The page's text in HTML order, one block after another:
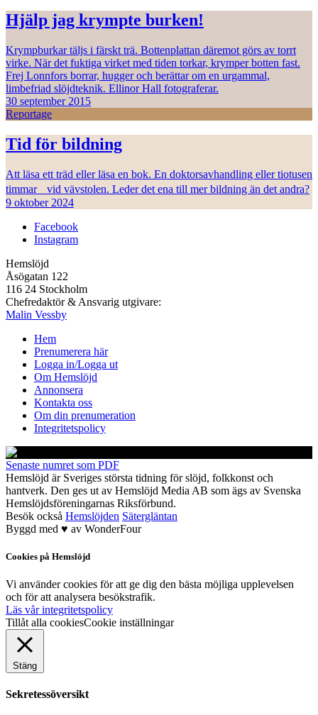
Hjälp jag krympte burken!
Krympburkar täljs i färskt trä. Bottenplattan däremot görs av torrt
virke. När det fuktiga virket med tiden torkar, krymper botten fast.
Frej Lonnfors borrar, hugger och berättar om en urgammal,
limbefriad slöjdteknik. Ellinor Hall fotograferar.
30 september 2015
Reportage
Tid för bildning
Att läsa ett träd eller läsa en bok. En doktorsavhandling eller tiotusen
timmar vid vävstolen. Leder det ena till mer bildning än det andra?
9 oktober 2024
Facebook
Instagram
Hemslöjd
Åsögatan 122
116 24 Stockholm
Chefredaktör & Ansvarig utgivare:
Malin Vessby
Hem
Prenumerera här
Logga in/Logga ut
Om Hemslöjd
Annonsera
Kontakta oss
Om din prenumeration
Integritetspolicy
Senaste numret som PDF
Hemslöjd är Sveriges största tidning för slöjd, folkkonst och
hantverk. Den ges ut av Hemslöjd Media AB som ägs av Svenska
Hemslöjdsföreningarnas Riksförbund.
Besök också Hemslöjden Sätergläntan
Byggd med ♥ av WonderFour
Cookies på Hemslöjd
Vi använder cookies för att ge dig den bästa möjliga upplevelsen
och för att analysera besökstrafik.
Läs vår integritetspolicy
Tillåt alla cookiesCookie inställningar
Stäng
Sekretessöversikt